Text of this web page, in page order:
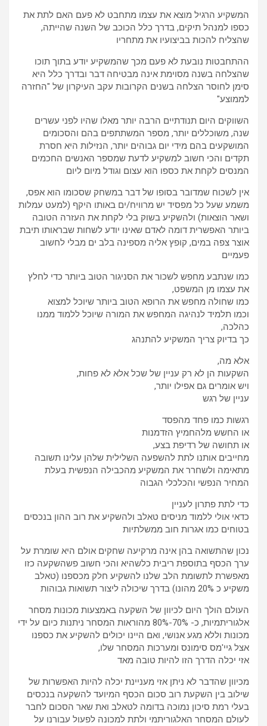
המשקיע הרגיל מוצא את עצמו מתחבט לא פעם האם לתת את
כספו למנהל תיקים, בדרך כלל הכוכב של השנה שהייתה,
שהצליח להכות בביצועיו את מתחריו
ההתחבטות נובעת לא פעם מכך שהמשקיע יודע בתוך תוכו
שהצלחה בשנה מסוימת אינה מבטיחה דבר ובדרך כלל היא
סימן לחוסר הצלחה בשנים הקרובות עקב העיקרון של "החזרה
לממוצע"
השווקים היום תנודתיים הרבה יותר מאלו שהיו לפני עשרים
שנה, משוכללים יותר, מספר המשתתפים בהם והסכומים
המושקעים בהם מידי יום גבוהים יותר, הנזילות היא חסרת
תקדים והכי חשוב למשקיע לדעת שמספר האנשים החכמים
המנסים לקחת את כספו הוא עצום וגודל מיום ליום
אין לשכוח שמדובר בסופו של דבר במשחק שסכומו הוא אפס,
משמע שעל כל מפסיד יש מרוויח/ים באותו היקף (למעט עמלות
ושאר הוצאות) ולהשקיע בשוק בלי לקחת את העזרה הטובה
ביותר האפשרית דומה לאדם שאינו יודע לשחות שבראותו תיבת
אוצר צפה במים, קופץ אליה מספינה בלב ים מבלי לחשוב
פעמיים
כמו שנתבע מחפש לשכור את הסניגור הטוב ביותר כדי לחלץ
את עצמו מן המשפט,
כמו שחולה מחפש את הרופא הטוב ביותר שיוכל למצוא
וכמו תלמיד לנהיגה המחפש את המורה שיוכל ללמוד ממנו
כהלכה,
כך בדיוק צריך המשקיע להתנהג
אלא מה,
השקעות הן לא רק עניין של שכל אלא לא פחות,
ויש אומרים גם אפילו יותר,
עניין של רגש
רגשות כמו פחד מהפסד
או החשש מלהחמיץ הזדמנות
או תחושה של רדיפת בצע,
מחייבים אותנו לתת להשפעה השלילית שלהן עלינו תשובה
מתאימה ולשחרר את המשקיע מהכבילה הנפשית בעלת
המחיר הנפשי והכלכלי הגבוה
כדי לתת פתרון לעניין
כדאי אולי ללמוד מניסים טאלב ולהשקיע את רוב ההון בנכסים
בטוחים כמו אגרות חוב ממשלתיות
נכון שהתשואה בהן אינה מרקיעה שחקים אולם היא שומרת על
ערך הכסף בתוספת ריבית כלשהיא והכי חשוב פשהשקעה כזו
מאפשרת לתשומת הלב שלנו להשקיע חלק מכספנו (טאלב
משקיע כ 20% מהונו) בדרך שיכולה ליצור תשואות גבוהות
העולם הולך היום לכיוון של השקעה באמצעות מכונות מסחר
אלגוריתמיות, כ- 70%-80% מהוראות המסחר ניתנות כיום על ידי
מכונות וללא מגע אנושי, ואם היינו יכולים להשקיע את כספנו
אצל גיי'מס סימונס ומערכות המסחר שלו,
אזי יכלה הדרך הזו להיות טובה מאד
מכיוון שהדבר לא ניתן אזי מעניינת יכלה להיות האפשרות של
שילוב בין השקעת רוב סכום הכסף המיועד להשקעה בנכסים
בעלי רמת סיכון נמוכה בדומה לטאלב ואת שאר הסכום לחבר
לעולם המסחר האלגוריתמי ולתת למכונה לפעול עבורנו על